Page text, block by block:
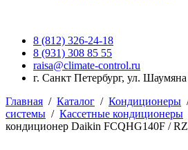
8 (812) 326-24-18
8 (931) 308 85 55
raisa@climate-control.ru
г. Санкт Петербург, ул.
Главная / Каталог / Кондиционеры
системы / Кассетные кондиционеры
кондиционер Daikin FCQHG140F /